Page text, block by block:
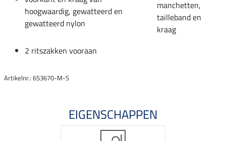
hoogwaardig, gewatteerd en
gewatteerd nylon
manchetten,
tailleband en
kraag
2 ritszakken vooraan
Artikelnr.: 653670-M-S
EIGENSCHAPPEN